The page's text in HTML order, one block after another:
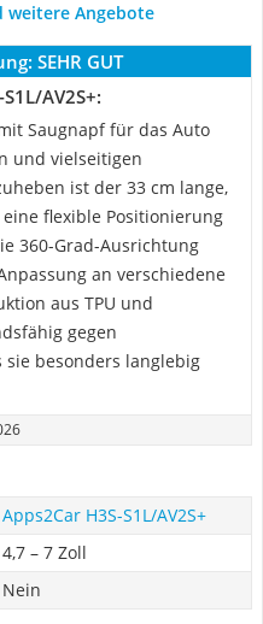
weitere Angebote
SEHR GUT
AV2S+:
Saugnapf für das Auto
und vielseitigen
ist der 33 cm lange,
flexible Positionierung
360-Grad-Ausrichtung
an verschiedene
aus TPU und
gegen
sie besonders langlebig
Apps2Car H3S-S1L/AV2S+
4,7 – 7 Zoll
Nein